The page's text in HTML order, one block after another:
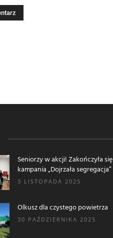
Seniorzy w akcji! Zakończyła się
kampania „Dojrzała segregacja”
3 LISTOPADA 2025
Olkusz dla czystego powietrza
30 PAŹDZIERNIKA 2025